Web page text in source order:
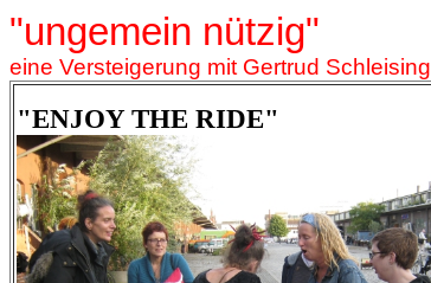
"ungemein nützig"
eine Versteigerung mit Gertrud Schleising
"ENJOY THE RIDE"